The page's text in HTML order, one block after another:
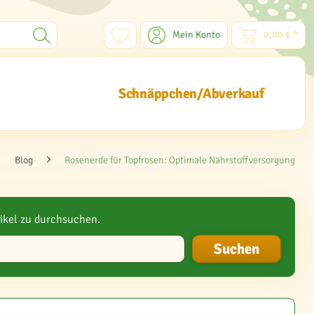
Mein Konto 0,00 € *
Schnäppchen/Abverkauf
Blog Rosenerde für Topfrosen: Optimale Nährstoffversorgung
zu durchsuchen.